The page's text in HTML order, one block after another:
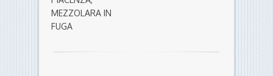
MEZZOLARA IN
FUGA